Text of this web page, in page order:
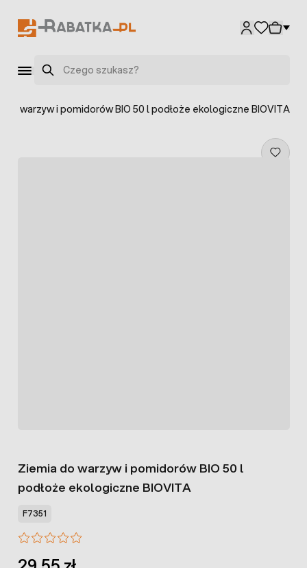
Szukaj
do warzyw i pomidorów BIO 50 l podłoże ekologiczne BIOVITA
Ziemia do warzyw i pomidorów BIO 50 l
podłoże ekologiczne BIOVITA
F7351